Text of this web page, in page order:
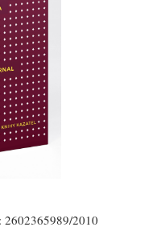
2602365989/2010